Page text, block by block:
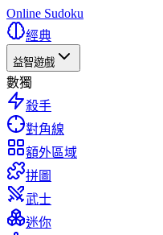
Online Sudoku
經典
益智遊戲
數獨
殺手
對角線
額外區域
拼圖
武士
迷你